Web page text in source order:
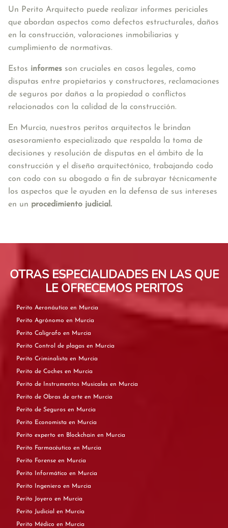
Un Perito Arquitecto puede realizar informes periciales
que abordan aspectos como defectos estructurales, daños
en la construcción, valoraciones inmobiliarias y
cumplimiento de normativas.
Estos informes son cruciales en casos legales, como
disputas entre propietarios y constructores, reclamaciones
de seguros por daños a la propiedad o conflictos
relacionados con la calidad de la construcción.
En Murcia, nuestros peritos arquitectos le brindan
asesoramiento especializado que respalda la toma de
decisiones y resolución de disputas en el ámbito de la
construcción y el diseño arquitectónico, trabajando codo
con codo con su abogado a fin de subrayar técnicamente
los aspectos que le ayuden en la defensa de sus intereses
en un procedimiento judicial.
OTRAS ESPECIALIDADES EN LAS QUE
LE OFRECEMOS PERITOS
Perito Aeronáutico en Murcia
Perito Agrónomo en Murcia
Perito Calígrafo en Murcia
Perito Control de plagas en Murcia
Perito Criminalista en Murcia
Perito de Coches en Murcia
Perito de Instrumentos Musicales en Murcia
Perito de Obras de arte en Murcia
Perito de Seguros en Murcia
Perito Economista en Murcia
Perito experto en Blockchain en Murcia
Perito Farmacéutico en Murcia
Perito Forense en Murcia
Perito Informático en Murcia
Perito Ingeniero en Murcia
Perito Joyero en Murcia
Perito Judicial en Murcia
Perito Médico en Murcia